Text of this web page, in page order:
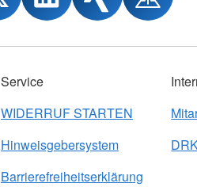
Service
WIDERRUF STARTEN
Hinweisgebersystem
Barrierefreiheitserklärung